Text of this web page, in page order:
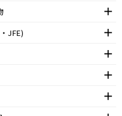
JFE)